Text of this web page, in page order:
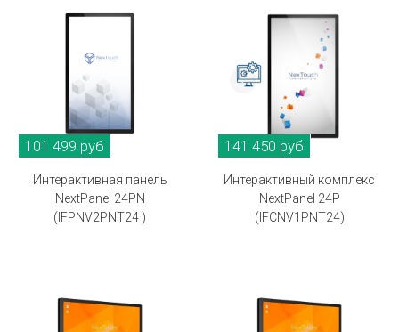
101 499 руб
Интерактивная панель
NextPanel 24PN
(IFPNV2PNT24 )
141 450 руб
Интерактивный комплекс
NextPanel 24P
(IFCNV1PNT24)